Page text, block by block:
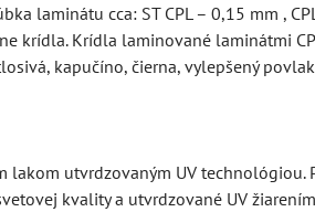
laminátu cca: ST CPL – 0,15 mm ,
krídla. Krídla laminované laminátmi
kapučíno, čierna, vylepšený
lakom utvrdzovaným UV
kvality a utvrdzované UV